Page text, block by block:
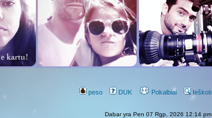
peso
DUK Pokalbiai Ieškoti
Dabar yra Pen 07 Rgp, 2026 12:14 pm